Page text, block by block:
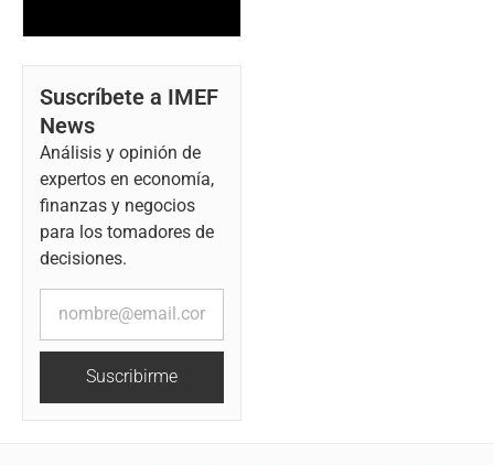
Suscríbete a IMEF
News
Análisis y opinión de
expertos en economía,
finanzas y negocios
para los tomadores de
decisiones.
Suscribirme